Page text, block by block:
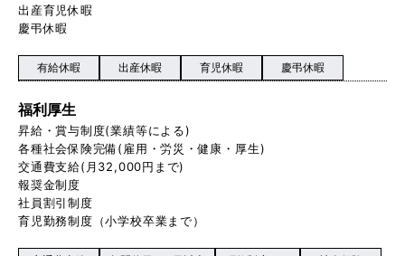
出産育児休暇
慶弔休暇
有給休暇 出産休暇 育児休暇 慶弔休暇
福利厚生
昇給・賞与制度(業績等による)
各種社会保険完備(雇用・労災・健康・厚生)
交通費支給(月32,000円まで)
報奨金制度
社員割引制度
育児勤務制度（小学校卒業まで）